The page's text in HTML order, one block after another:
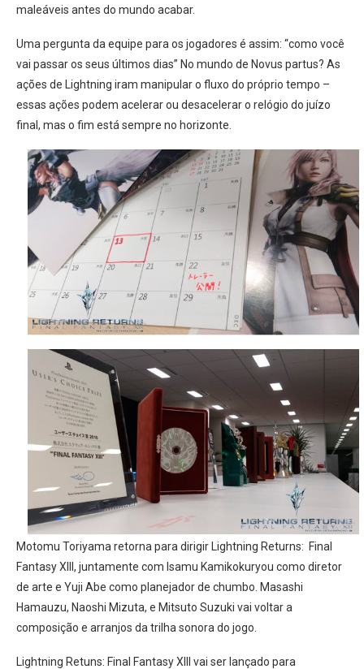
maleáveis ​​antes do mundo acabar.
Uma pergunta da equipe para os jogadores é assim: “como você
vai passar os seus últimos dias” No mundo de Novus partus? As
ações de Lightning iram manipular o fluxo do próprio tempo –
essas ações podem acelerar ou desacelerar o relógio do juízo
final, mas o fim está sempre no horizonte.
Motomu Toriyama retorna para dirigir Lightning Returns: Final
Fantasy XIII, juntamente com Isamu Kamikokuryou como diretor
de arte e Yuji Abe como planejador de chumbo. Masashi
Hamauzu, Naoshi Mizuta, e Mitsuto Suzuki vai voltar a
composição e arranjos da trilha sonora do jogo.
Lightning Retuns: Final Fantasy XIII vai ser lançado para